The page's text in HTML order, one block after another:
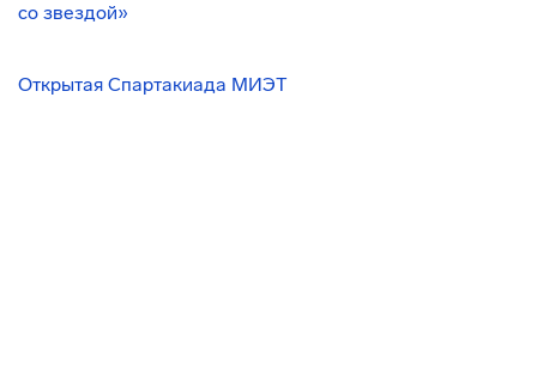
со звездой»
Открытая Спартакиада МИЭТ